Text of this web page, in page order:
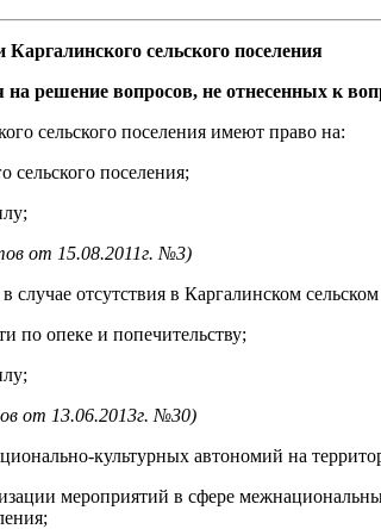
сельского поселения
решение вопросов, не отнесенных к
сельского поселения имеют право на:
сельского поселения;
от 15.08.2011г. №3)
отсутствия в Каргалинском
по опеке и попечительству;
от 13.06.2013г. №30)
культурных автономий на
мероприятий в сфере